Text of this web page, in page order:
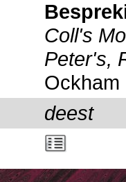
Coll's
Peter's,
Ockham
deest